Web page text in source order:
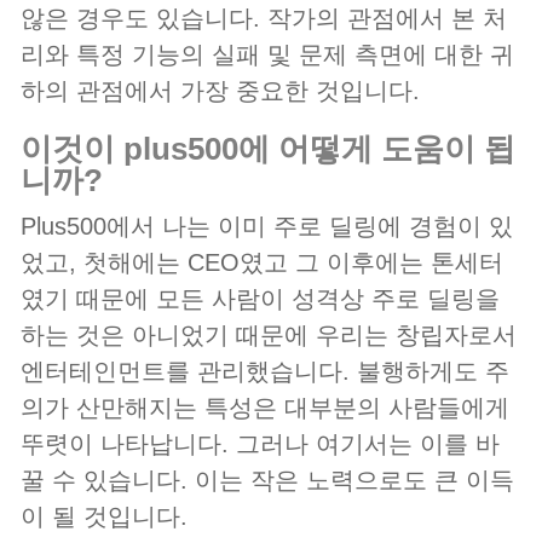
않은 경우도 있습니다. 작가의 관점에서 본 처
리와 특정 기능의 실패 및 문제 측면에 대한 귀
하의 관점에서 가장 중요한 것입니다.
이것이 plus500에 어떻게 도움이 됩
니까?
Plus500에서 나는 이미 주로 딜링에 경험이 있
었고, 첫해에는 CEO였고 그 이후에는 톤세터
였기 때문에 모든 사람이 성격상 주로 딜링을
하는 것은 아니었기 때문에 우리는 창립자로서
엔터테인먼트를 관리했습니다. 불행하게도 주
의가 산만해지는 특성은 대부분의 사람들에게
뚜렷이 나타납니다. 그러나 여기서는 이를 바
꿀 수 있습니다. 이는 작은 노력으로도 큰 이득
이 될 것입니다.